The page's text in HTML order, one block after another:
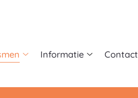
Informatie Contact